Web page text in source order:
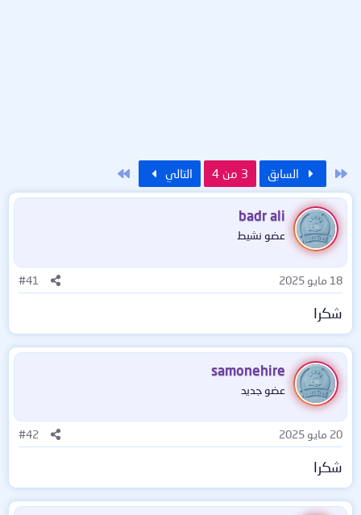
الأول السابق 3 من 4 التالي
badr ali
عضو نشيط
18 مايو 2025 #41
شكرا
samonehire
عضو جديد
20 مايو 2025 #42
شكرا